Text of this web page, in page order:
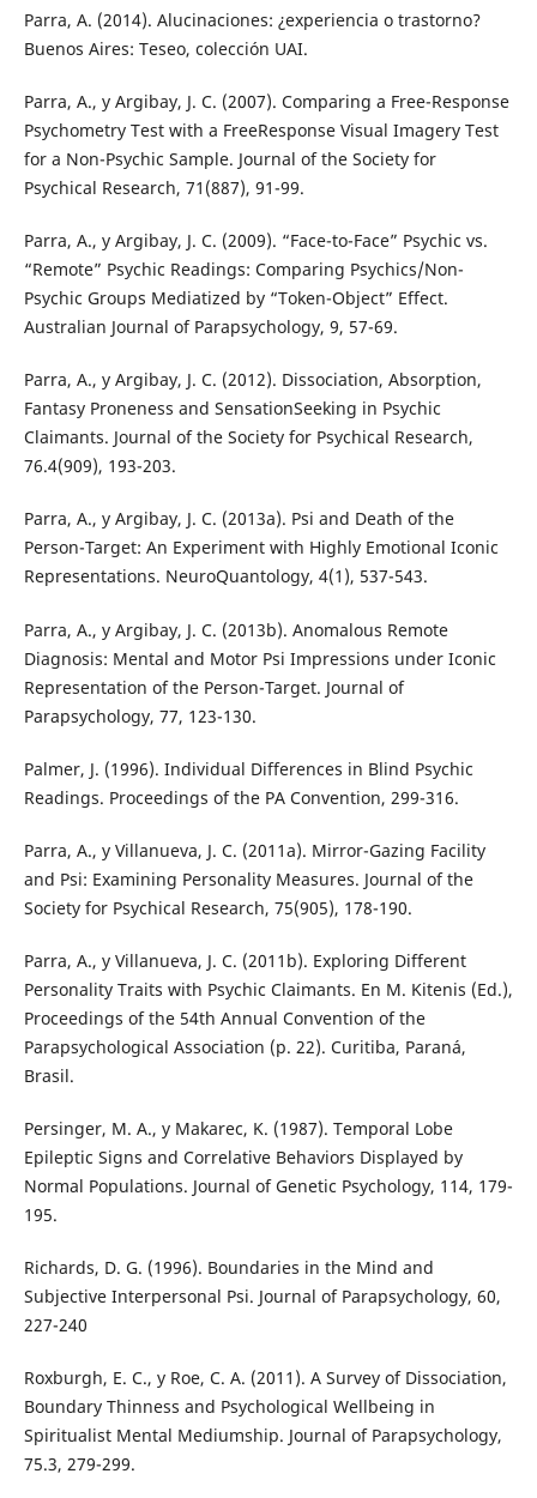
Parra, A. (2014). Alucinaciones: ¿experiencia o trastorno?
Buenos Aires: Teseo, colección UAI.
Parra, A., y Argibay, J. C. (2007). Comparing a Free-Response
Psychometry Test with a FreeResponse Visual Imagery Test
for a Non-Psychic Sample. Journal of the Society for
Psychical Research, 71(887), 91-99.
Parra, A., y Argibay, J. C. (2009). “Face-to-Face” Psychic vs.
“Remote” Psychic Readings: Comparing Psychics/Non-
Psychic Groups Mediatized by “Token-Object” Effect.
Australian Journal of Parapsychology, 9, 57-69.
Parra, A., y Argibay, J. C. (2012). Dissociation, Absorption,
Fantasy Proneness and SensationSeeking in Psychic
Claimants. Journal of the Society for Psychical Research,
76.4(909), 193-203.
Parra, A., y Argibay, J. C. (2013a). Psi and Death of the
Person-Target: An Experiment with Highly Emotional Iconic
Representations. NeuroQuantology, 4(1), 537-543.
Parra, A., y Argibay, J. C. (2013b). Anomalous Remote
Diagnosis: Mental and Motor Psi Impressions under Iconic
Representation of the Person-Target. Journal of
Parapsychology, 77, 123-130.
Palmer, J. (1996). Individual Differences in Blind Psychic
Readings. Proceedings of the PA Convention, 299-316.
Parra, A., y Villanueva, J. C. (2011a). Mirror-Gazing Facility
and Psi: Examining Personality Measures. Journal of the
Society for Psychical Research, 75(905), 178-190.
Parra, A., y Villanueva, J. C. (2011b). Exploring Different
Personality Traits with Psychic Claimants. En M. Kitenis (Ed.),
Proceedings of the 54th Annual Convention of the
Parapsychological Association (p. 22). Curitiba, Paraná,
Brasil.
Persinger, M. A., y Makarec, K. (1987). Temporal Lobe
Epileptic Signs and Correlative Behaviors Displayed by
Normal Populations. Journal of Genetic Psychology, 114, 179-
195.
Richards, D. G. (1996). Boundaries in the Mind and
Subjective Interpersonal Psi. Journal of Parapsychology, 60,
227-240
Roxburgh, E. C., y Roe, C. A. (2011). A Survey of Dissociation,
Boundary Thinness and Psychological Wellbeing in
Spiritualist Mental Mediumship. Journal of Parapsychology,
75.3, 279-299.